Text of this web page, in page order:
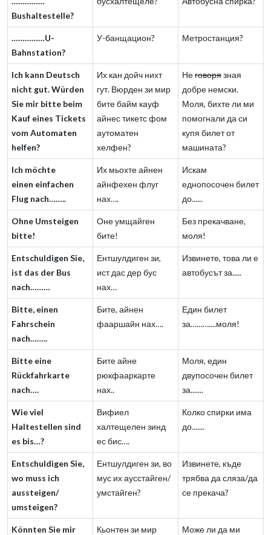
Bushaltestelle?
……………U-
Bahnstation?
У-банщацион? Метростанция?
Ich kann Deutsch
nicht gut. Würden
Sie mir bitte beim
Kauf eines Tickets
vom Automaten
helfen?
Их кан дойч нихт
гут. Вюрден зи мир
бите байм кауф
айнес тикетс фом
аутоматен
хелфен?
Неговорязная
добре немски.
Моля, бихте ли ми
помогнали да си
купя билет от
машината?
Ich möchte
einen einfachen
Flug nach……..
Их мьохте айнен
айнфехен флуг
нах….
Искам
еднопосочен билет
до......
Ohne Umsteigen
bitte!
Оне умщайген
бите!
Без прекачване,
моля!
Entschuldigen Sie,
ist das der Bus
nach………
Ентшулдиген зи,
ист дас дер бус
нах…
Извинете, това ли е
автобусът за.....
Bitte, einen
Fahrschein
nach……..
Бите, айнен
фааршайн нах….
Един билет
за………....моля!
Bitte eine
Rückfahrkarte
nach….
Бите айне
рюкфааркарте
нах..
Моля, един
двупосочен билет
за.......
Wie viel
Haltestellen sind
es bis…?
Вифиел
халтещелен зинд
ес бис….
Колко спирки има
до.......
Entschuldigen Sie,
wo muss ich
aussteigen/
umsteigen?
Ентшулдиген зи, во
мус их аусстайген/
умстайген?
Извинете, къде
трябва да сляза/да
се прекача?
Könnten Sie mir
Кьонтен зи мир
Може ли да ми